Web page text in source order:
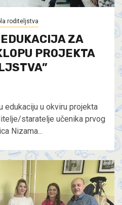
roditeljstva
ZA
PROJEKTA
edukaciju u okviru projekta
staratelje učenika prvog
Nizama...